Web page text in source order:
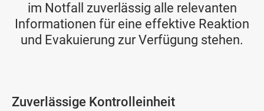
im Notfall zuverlässig alle relevanten
Informationen für eine effektive Reaktion
und Evakuierung zur Verfügung stehen.
Zuverlässige Kontrolleinheit